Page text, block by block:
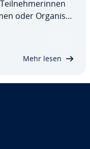
oder Or­ga­ni­sa­
Mehr lesen